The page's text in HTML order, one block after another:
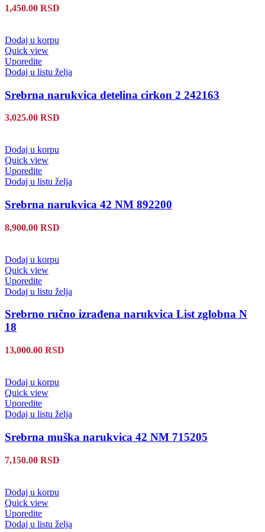
1,450.00 RSD
Dodaj u korpu
Quick view
Uporedite
Dodaj u listu želja
Srebrna narukvica detelina cirkon 2 242163
3,025.00 RSD
Dodaj u korpu
Quick view
Uporedite
Dodaj u listu želja
Srebrna narukvica 42 NM 892200
8,900.00 RSD
Dodaj u korpu
Quick view
Uporedite
Dodaj u listu želja
Srebrno ručno izrađena narukvica List zglobna N
18
13,000.00 RSD
Dodaj u korpu
Quick view
Uporedite
Dodaj u listu želja
Srebrna muška narukvica 42 NM 715205
7,150.00 RSD
Dodaj u korpu
Quick view
Uporedite
Dodaj u listu želja